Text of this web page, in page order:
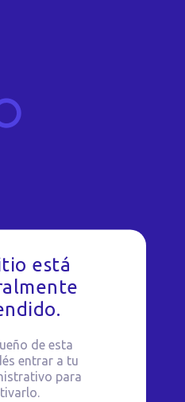
está
de esta
entrar a tu
para